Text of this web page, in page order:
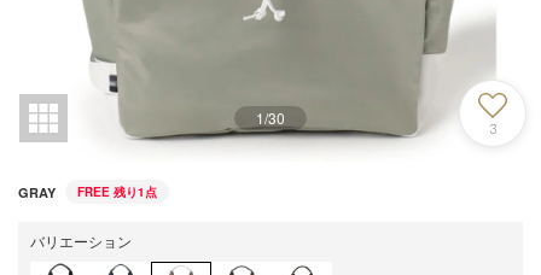
1/30
3
GRAY FREE 残り1点
バリエーション